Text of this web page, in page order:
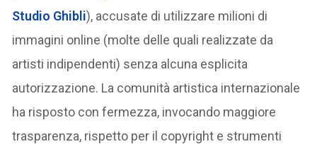
Studio Ghibli), accusate di utilizzare milioni di
immagini online (molte delle quali realizzate da
artisti indipendenti) senza alcuna esplicita
autorizzazione. La comunità artistica internazionale
ha risposto con fermezza, invocando maggiore
trasparenza, rispetto per il copyright e strumenti